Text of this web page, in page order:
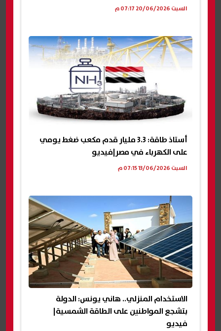
السبت 20/06/2026 07:17 م
أستاذ طاقة: 3.3 مليار قدم مكعب ضغط يومي
على الكهرباء في مصر|فيديو
السبت 13/06/2026 07:15 م
الاستخدام المنزلي.. هاني يونس: الدولة
بتشجع المواطنين على الطاقة الشمسية|
فيديو